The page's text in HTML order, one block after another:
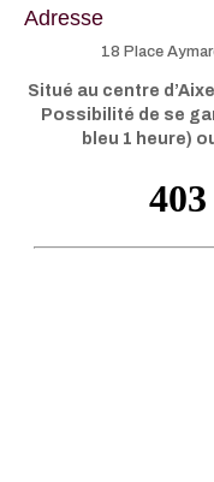
Adresse
18 Place
Situé au centre
Possibilité de se
bleu 1 heure)